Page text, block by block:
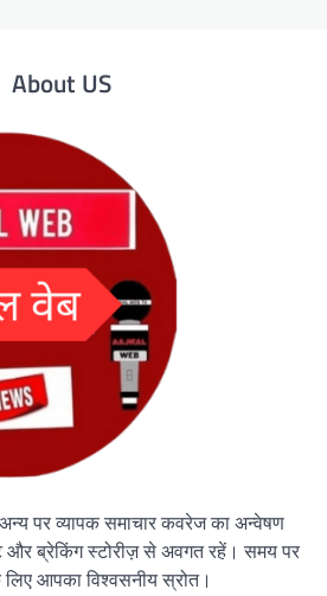
About US
पर व्यापक समाचार कवरेज का अन्वेषण
ब्रेकिंग स्टोरीज़ से अवगत रहें। समय पर
आपका विश्वसनीय स्रोत।